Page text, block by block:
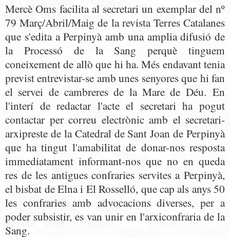
Mercè Oms facilita al secretari un exemplar del nº
79 Març/Abril/Maig de la revista Terres Catalanes
que s'edita a Perpinyà amb una amplia difusió de
la Processó de la Sang perquè tinguem
coneixement de allò que hi ha. Més endavant tenia
previst entrevistar-se amb unes senyores que hi fan
el servei de cambreres de la Mare de Déu. En
l'interí de redactar l'acte el secretari ha pogut
contactar per correu electrònic amb el secretari-
arxipreste de la Catedral de Sant Joan de Perpinyà
que ha tingut l'amabilitat de donar-nos resposta
immediatament informant-nos que no en queda
res de les antigues confraries servites a Perpinyà,
el bisbat de Elna i El Rosselló, que cap als anys 50
les confraries amb advocacions diverses, per a
poder subsistir, es van unir en l'arxiconfraria de la
Sang.